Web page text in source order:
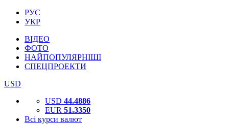
РУС
УКР
ВІДЕО
ФОТО
НАЙПОПУЛЯРНІШІ
СПЕЦПРОЕКТИ
USD
USD 44.4886
EUR 51.3350
Всі курси валют